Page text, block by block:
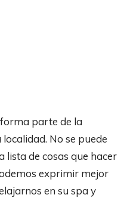
parte de la
No se puede
lista de cosas que hacer
exprimir mejor
en su spa y